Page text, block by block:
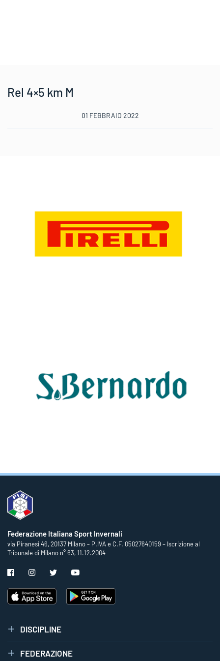
Rel 4×5 km M
01 FEBBRAIO 2022
Federazione Italiana Sport Invernali
via Piranesi 46, 20137 Milano – P.IVA e C.F. 05027640159 – Iscrizione al
Tribunale di Milano n° 63, 11.12.2004
DISCIPLINE
FEDERAZIONE